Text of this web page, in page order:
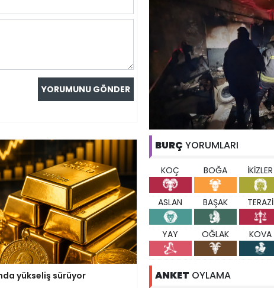
yükseliş sürüyor
BURÇ YORUMLARI
KOÇ BOĞA İKİZLER
ASLAN BAŞAK TERAZİ
YAY OĞLAK KOVA
ANKET OYLAMA